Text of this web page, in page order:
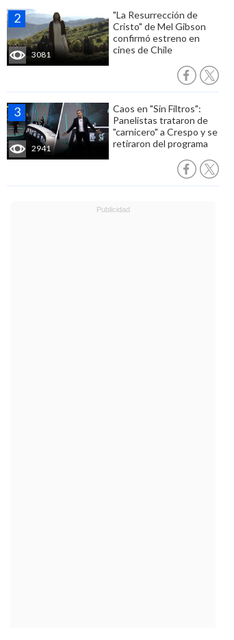
3081
"La Resurrección de
Cristo" de Mel Gibson
confirmó estreno en
cines de Chile
2941
Caos en "Sin Filtros":
Panelistas trataron de
"carnicero" a Crespo y se
retiraron del programa